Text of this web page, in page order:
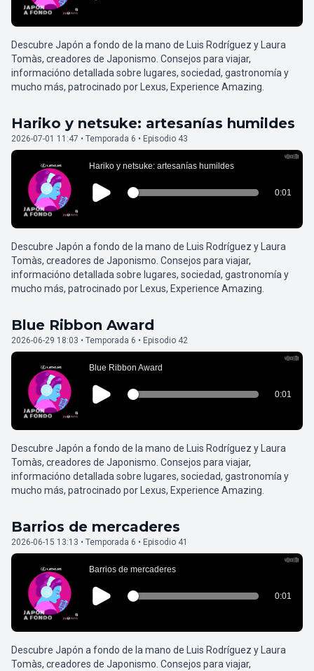
Descubre Japón a fondo de la mano de Luis Rodríguez y Laura
Tomàs, creadores de Japonismo. Consejos para viajar,
informacióno detallada sobre lugares, sociedad, gastronomía y
mucho más, patrocinado por Lexus, Experience Amazing.
Hariko y netsuke: artesanías humildes
2026-07-01 11:47 • Temporada 6 • Episodio 43
Descubre Japón a fondo de la mano de Luis Rodríguez y Laura
Tomàs, creadores de Japonismo. Consejos para viajar,
informacióno detallada sobre lugares, sociedad, gastronomía y
mucho más, patrocinado por Lexus, Experience Amazing.
Blue Ribbon Award
2026-06-29 18:03 • Temporada 6 • Episodio 42
Descubre Japón a fondo de la mano de Luis Rodríguez y Laura
Tomàs, creadores de Japonismo. Consejos para viajar,
informacióno detallada sobre lugares, sociedad, gastronomía y
mucho más, patrocinado por Lexus, Experience Amazing.
Barrios de mercaderes
2026-06-15 13:13 • Temporada 6 • Episodio 41
Descubre Japón a fondo de la mano de Luis Rodríguez y Laura
Tomàs, creadores de Japonismo. Consejos para viajar,